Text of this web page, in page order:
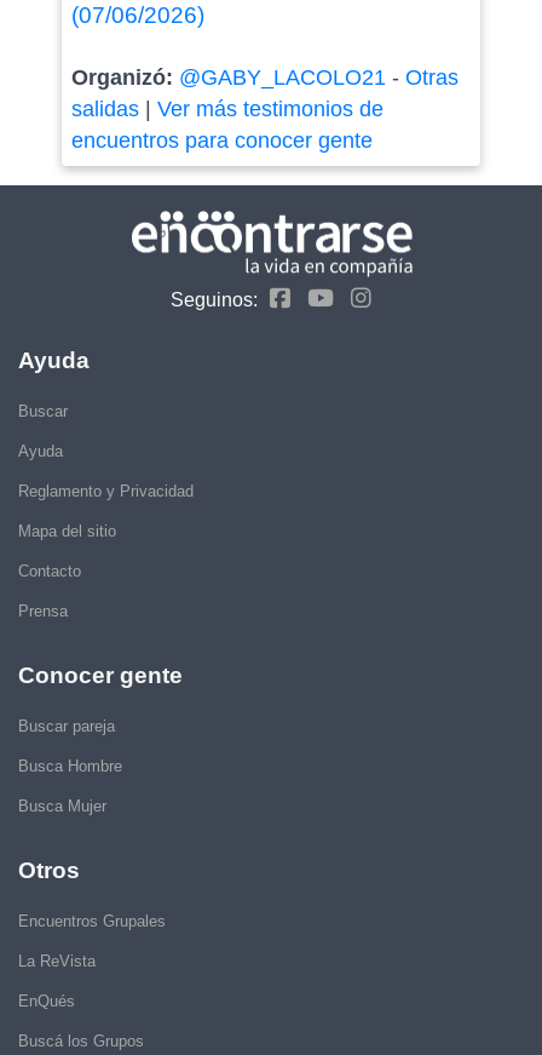
(07/06/2026)
Organizó: @GABY_LACOLO21 - Otras
salidas| Ver más testimonios de
encuentros para conocer gente
Seguinos:
Ayuda
Buscar
Ayuda
Reglamento y Privacidad
Mapa del sitio
Contacto
Prensa
Conocer gente
Buscar pareja
Busca Hombre
Busca Mujer
Otros
Encuentros Grupales
La ReVista
EnQués
Buscá los Grupos